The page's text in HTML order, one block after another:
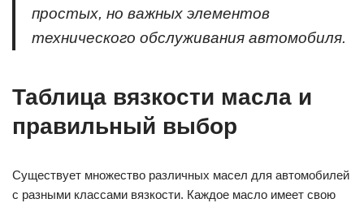
простых, но важных элементов
технического обслуживания автомобиля.
Таблица вязкости масла и
правильный выбор
Существует множество различных масел для автомобилей
с разными классами вязкости. Каждое масло имеет свою